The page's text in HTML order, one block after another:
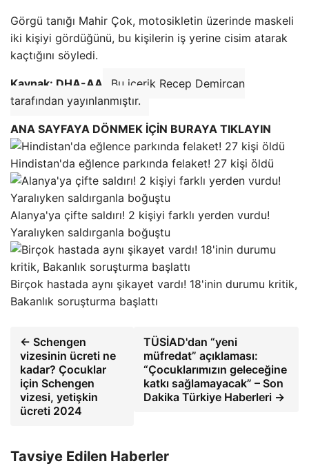
Görgü tanığı Mahir Çok, motosikletin üzerinde maskeli
iki kişiyi gördüğünü, bu kişilerin iş yerine cisim atarak
kaçtığını söyledi.
Kaynak: DHA-AA
Bu içerik Recep Demircan
tarafından yayınlanmıştır.
ANA SAYFAYA DÖNMEK İÇİN BURAYA TIKLAYIN
Hindistan'da eğlence parkında felaket! 27 kişi öldü
Alanya'ya çifte saldırı! 2 kişiyi farklı yerden vurdu!
Yaralıyken saldırganla boğuştu
Birçok hastada aynı şikayet vardı! 18'inin durumu kritik,
Bakanlık soruşturma başlattı
← Schengen
vizesinin ücreti ne
kadar? Çocuklar
için Schengen
vizesi, yetişkin
ücreti 2024
TÜSİAD'dan “yeni
müfredat” açıklaması:
“Çocuklarımızın geleceğine
katkı sağlamayacak” – Son
Dakika Türkiye Haberleri →
Tavsiye Edilen Haberler